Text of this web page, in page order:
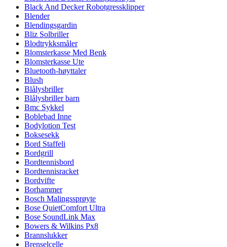
Black And Decker Robotgressklipper
Blender
Blendingsgardin
Bliz Solbriller
Blodtrykksmåler
Blomsterkasse Med Benk
Blomsterkasse Ute
Bluetooth-høyttaler
Blush
Blålysbriller
Blålysbriller barn
Bmc Sykkel
Boblebad Inne
Bodylotion Test
Boksesekk
Bord Staffeli
Bordgrill
Bordtennisbord
Bordtennisracket
Bordvifte
Borhammer
Bosch Malingssprøyte
Bose QuietComfort Ultra
Bose SoundLink Max
Bowers & Wilkins Px8
Brannslukker
Brenselcelle